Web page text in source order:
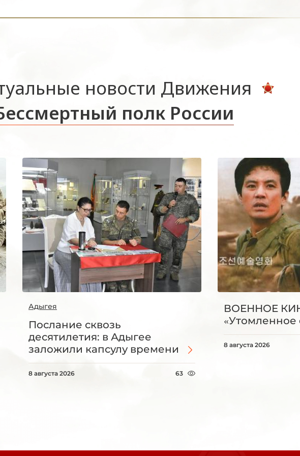
новости Движения
полк России
Адыгея
Послание сквозь
десятилетия: в Адыгее
заложили капсулу времени
8 августа 2026 63
ВОЕННОЕ
«Утомленное
8 августа 2026